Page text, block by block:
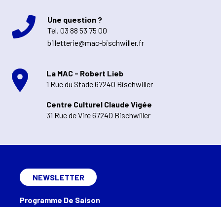
Une question ?
Tel. 03 88 53 75 00
billetterie@mac-bischwiller.fr
La MAC - Robert Lieb
1 Rue du Stade 67240 Bischwiller
Centre Culturel Claude Vigée
31 Rue de Vire 67240 Bischwiller
NEWSLETTER
Programme De Saison